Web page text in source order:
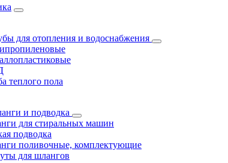
для отопления и водоснабжения
теплого пола
и подводка
для стиральных машин
подводка
поливочные, комплектующие
для шлангов